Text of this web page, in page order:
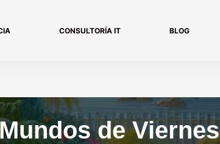
CONSULTORÍA IT BLOG
de Viernes